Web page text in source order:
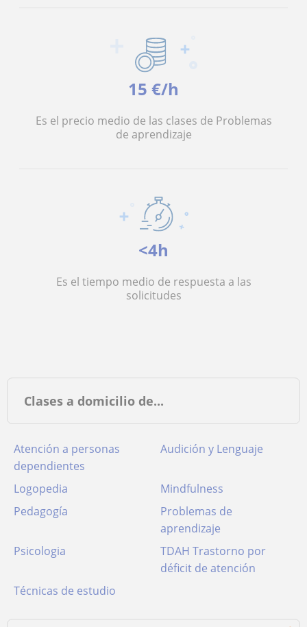
15 €/h
Es el precio medio de las clases de Problemas
de aprendizaje
<4h
Es el tiempo medio de respuesta a las
solicitudes
Clases a domicilio de...
Atención a personas
dependientes
Audición y Lenguaje
Logopedia
Mindfulness
Pedagogía
Problemas de
aprendizaje
Psicologia
TDAH Trastorno por
déficit de atención
Técnicas de estudio